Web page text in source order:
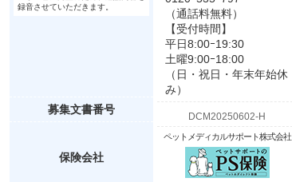
録音させていただきます。
募集文書番号
保険会社
（通話料無料）
【受付時間】
平日8:00ｰ19:30
土曜9:00ｰ18:00
（日・祝日・年末年始休
み）
ペットメディカルサポート株式会社